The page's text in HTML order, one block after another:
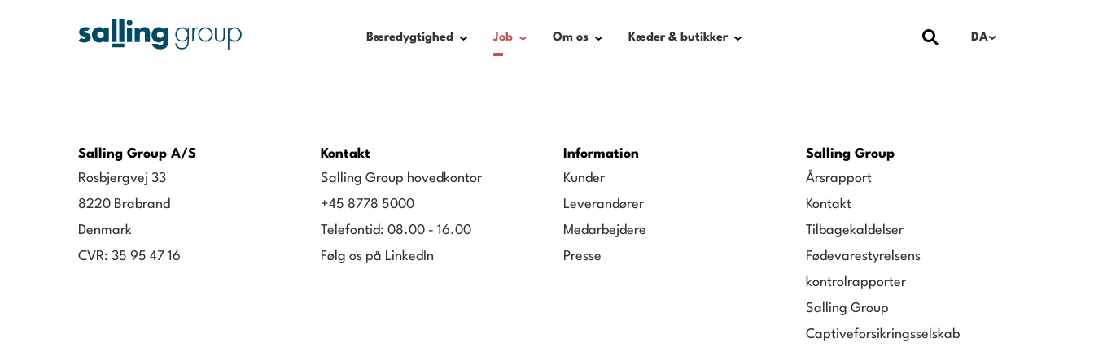
Bæredygtighed Job Om os Kæder & butikker DA
Salling Group A/S
Rosbjergvej 33
8220 Brabrand
Denmark
CVR: 35 95 47 16
Kontakt
Salling Group hovedkontor
+45 8778 5000
Telefontid: 08.00 - 16.00
Følg os på LinkedIn
Information
Kunder
Leverandører
Medarbejdere
Presse
Salling Group
Årsrapport
Kontakt
Tilbagekaldelser
Fødevarestyrelsens
kontrolrapporter
Salling Group
Captiveforsikringsselskab